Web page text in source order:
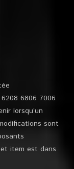
6806 7006
lorsqu’un
sont
item est dans